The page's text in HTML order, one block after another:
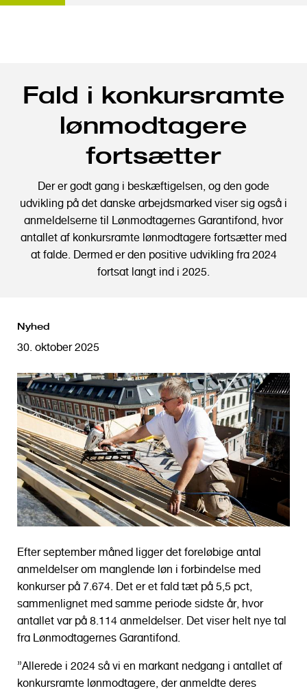
Fald i konkursramte
lønmodtagere
fortsætter
Der er godt gang i beskæftigelsen, og den gode
udvikling på det danske arbejdsmarked viser sig også i
anmeldelserne til Lønmodtagernes Garantifond, hvor
antallet af konkursramte lønmodtagere fortsætter med
at falde. Dermed er den positive udvikling fra 2024
fortsat langt ind i 2025.
Nyhed
30. oktober 2025
Efter september måned ligger det foreløbige antal
anmeldelser om manglende løn i forbindelse med
konkurser på 7.674. Det er et fald tæt på 5,5 pct,
sammenlignet med samme periode sidste år, hvor
antallet var på 8.114 anmeldelser. Det viser helt nye tal
fra Lønmodtagernes Garantifond.
”Allerede i 2024 så vi en markant nedgang i antallet af
konkursramte lønmodtagere, der anmeldte deres